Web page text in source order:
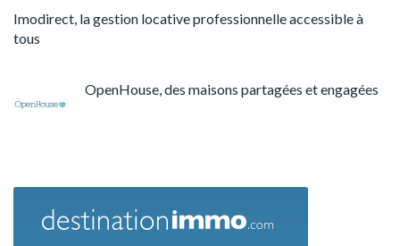
Imodirect, la gestion locative professionnelle accessible à
tous
OpenHouse, des maisons partagées et engagées